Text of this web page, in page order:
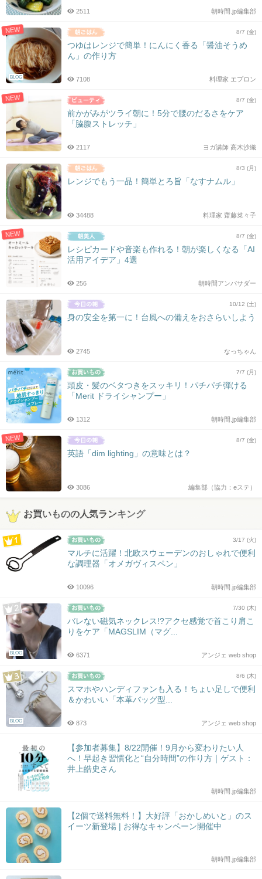
朝時間.jp編集部
2511
NEW
BLOG
8/7 (金)
つゆはレンジで簡単！にんにく香る「醤油そうめ
ん」の作り方
料理家 エプロン
7108
NEW 8/7 (金)
前かがみがツライ朝に！5分で腰のだるさをケア
「脇腹ストレッチ」
ヨガ講師 高木沙織
2117
8/3 (月)
レンジでもう一品！簡単とろ旨「なすナムル」
料理家 齋藤菜々子
34488
NEW 8/7 (金)
レシピカードや音楽も作れる！朝が楽しくなる「AI
活用アイデア」4選
朝時間アンバサダー
256
10/12 (土)
身の安全を第一に！台風への備えをおさらいしよう
なっちゃん
2745
7/7 (月)
頭皮・髪のベタつきをスッキリ！パチパチ弾ける
「Merit ドライシャンプー」
朝時間.jp編集部
1312
NEW 8/7 (金)
英語「dim lighting」の意味とは？
編集部（協力：eステ）
3086
お買いものの人気ランキング
3/17 (火)
マルチに活躍！北欧スウェーデンのおしゃれで便利
な調理器「オメガヴィスペン」
朝時間.jp編集部
10096
BLOG
7/30 (木)
バレない磁気ネックレス!?アクセ感覚で首こり肩こ
りをケア「MAGSLIM（マグ...
アンジェ web shop
6371
BLOG
8/6 (木)
スマホやハンディファンも入る！ちょい足しで便利
＆かわいい「本革バッグ型...
アンジェ web shop
873
【参加者募集】8/22開催！9月から変わりたい人
へ！早起き習慣化と“自分時間”の作り方｜ゲスト：
井上皓史さん
朝時間.jp編集部
【2個で送料無料！】大好評「おかしめいと」のス
イーツ新登場 | お得なキャンペーン開催中
朝時間.jp編集部